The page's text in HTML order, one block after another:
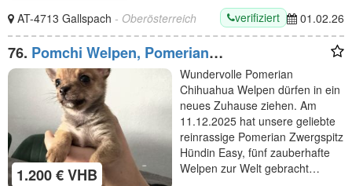
AT-4713 Gallspach - Oberösterreich verifiziert 01.02.26
76. Pomchi Welpen, Pomerian
Zwergspitz/Chihuahua
1.200 € VHB
Wundervolle Pomerian
Chihuahua Welpen dürfen in ein
neues Zuhause ziehen. Am
11.12.2025 hat unsere geliebte
reinrassige Pomerian Zwergspitz
Hündin Easy, fünf zauberhafte
Welpen zur Welt gebracht…